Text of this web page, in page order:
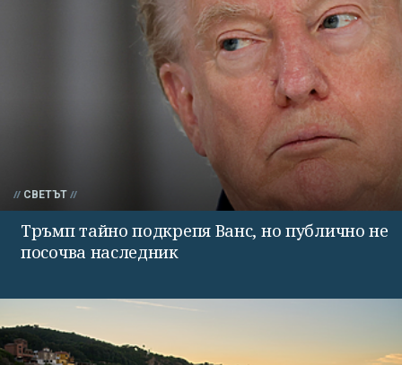
СВЕТЪТ
Тръмп тайно подкрепя Ванс, но публично не
посочва наследник